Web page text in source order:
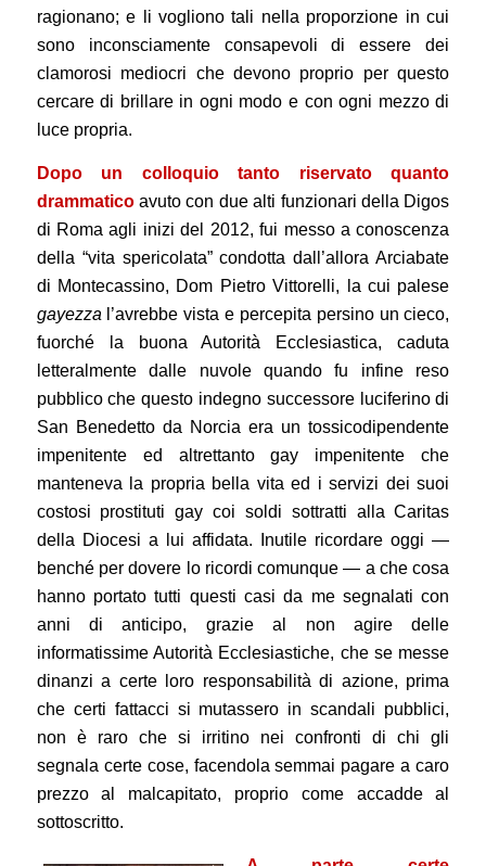
ragionano; e li vogliono tali nella proporzione in cui
sono inconsciamente consapevoli di essere dei
clamorosi mediocri che devono proprio per questo
cercare di brillare in ogni modo e con ogni mezzo di
luce propria.
Dopo un colloquio tanto riservato quanto
drammatico avuto con due alti funzionari della Digos
di Roma agli inizi del 2012, fui messo a conoscenza
della “vita spericolata” condotta dall’allora Arciabate
di Montecassino, Dom Pietro Vittorelli, la cui palese
gayezza l’avrebbe vista e percepita persino un cieco,
fuorché la buona Autorità Ecclesiastica, caduta
letteralmente dalle nuvole quando fu infine reso
pubblico che questo indegno successore luciferino di
San Benedetto da Norcia era un tossicodipendente
impenitente ed altrettanto gay impenitente che
manteneva la propria bella vita ed i servizi dei suoi
costosi prostituti gay coi soldi sottratti alla Caritas
della Diocesi a lui affidata. Inutile ricordare oggi —
benché per dovere lo ricordi comunque — a che cosa
hanno portato tutti questi casi da me segnalati con
anni di anticipo, grazie al non agire delle
informatissime Autorità Ecclesiastiche, che se messe
dinanzi a certe loro responsabilità di azione, prima
che certi fattacci si mutassero in scandali pubblici,
non è raro che si irritino nei confronti di chi gli
segnala certe cose, facendola semmai pagare a caro
prezzo al malcapitato, proprio come accadde al
sottoscritto.